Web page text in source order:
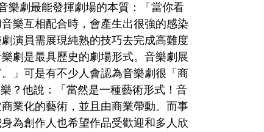
樂劇最能發揮劇場的本質：「當你看
樂互相配合時，會產生出很強的感染
演員需展現純熟的技巧去完成高難度
劇是最具歷史的劇場形式。音樂劇展
」可是有不少人會認為音樂劇很「商
？他說：「當然是一種藝術形式！音
業化的藝術，並且由商業帶動。而事
為創作人也希望作品受歡迎和多人欣